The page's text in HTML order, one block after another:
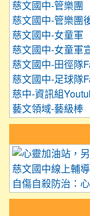
慈文國中-管樂團
慈文國中-管樂團
慈文國中-女童軍
慈文國中-女童軍
慈文國中-田徑隊
慈文國中-足球隊
慈中-資訊組
藝文領域-藝級棒
慈文國中線上輔
自傷自殺防治：